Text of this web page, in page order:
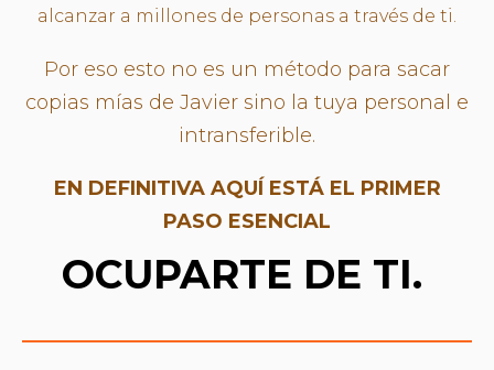
alcanzar a millones de personas a través de ti.
Por eso esto no es un método para sacar
copias mías de Javier sino la tuya personal e
intransferible.
EN DEFINITIVA AQUÍ ESTÁ EL PRIMER
PASO ESENCIAL
OCUPARTE DE TI.